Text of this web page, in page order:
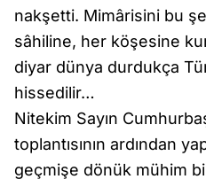
nakşetti. Mimârisini bu
sâhiline, her köşesine
diyar dünya durdukça
hissedilir…
Nitekim Sayın
toplantısının ardından
geçmişe dönük mühim